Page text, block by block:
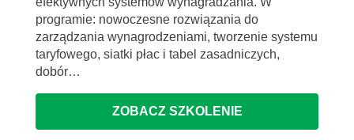
programie: nowoczesne rozwiązania do
zarządzania wynagrodzeniami, tworzenie systemu
taryfowego, siatki płac i tabel zasadniczych,
dobór…
ZOBACZ SZKOLENIE